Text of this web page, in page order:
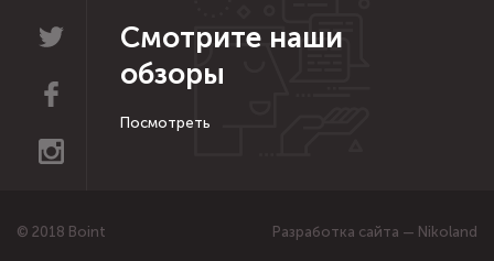
Смотрите наши
обзоры
Посмотреть
© 2018 Boint Разработка сайта — Nikoland